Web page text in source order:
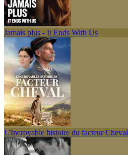
Jamais plus - It Ends With Us
L'Incroyable histoire du facteur Cheval